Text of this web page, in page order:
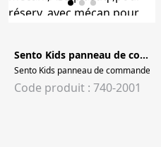
100x80cm, blanc VitrA Antislip
Sento Kids panneau de commande 6 l
Sento Kids panneau de commande,
Code produit : 740-2001